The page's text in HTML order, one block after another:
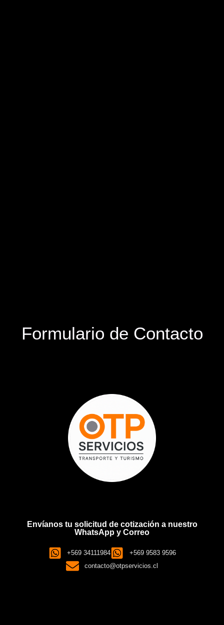
Formulario de Contacto
Envíanos tu solicitud de cotización a nuestro
WhatsApp y Correo
+569 34111984
+569 9583 9596
contacto@otpservicios.cl